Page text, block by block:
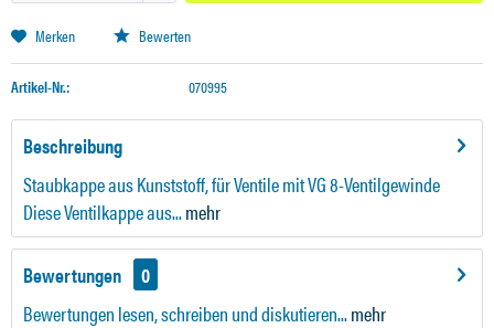
Merken Bewerten
Artikel-Nr.: 070995
Beschreibung
Staubkappe aus Kunststoff, für Ventile mit VG 8-Ventilgewinde
Diese Ventilkappe aus...mehr
Bewertungen
0
Bewertungen lesen, schreiben und diskutieren...mehr